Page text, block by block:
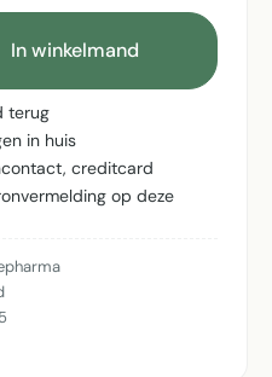
Voer de
In winkelmand
terug
in huis
creditcard
op deze